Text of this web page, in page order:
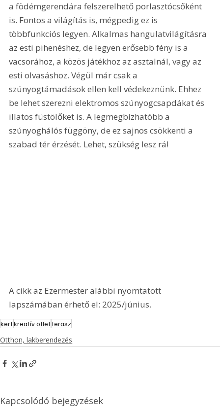
a födémgerendára felszerelhető porlasztócsőként
is. Fontos a világítás is, mégpedig ez is
többfunkciós legyen. Alkalmas hangulatvilágításra
az esti pihenéshez, de legyen erősebb fény is a
vacsorához, a közös játékhoz az asztalnál, vagy az
esti olvasáshoz. Végül már csak a
szúnyogtámadások ellen kell védekeznünk. Ehhez
be lehet szerezni elektromos szúnyogcsapdákat és
illatos füstölőket is. A legmegbízhatóbb a
szúnyoghálós függöny, de ez sajnos csökkenti a
szabad tér érzését. Lehet, szükség lesz rá!
A cikk az Ezermester alábbi nyomtatott
lapszámában érhető el: 2025/június.
kertkreatív ötletterasz
Otthon, lakberendezés
Kapcsolódó bejegyzések